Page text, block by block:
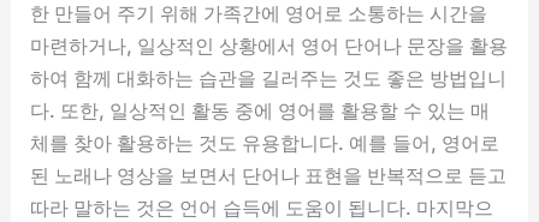
한 만들어 주기 위해 가족간에 영어로 소통하는 시간을
마련하거나, 일상적인 상황에서 영어 단어나 문장을 활용
하여 함께 대화하는 습관을 길러주는 것도 좋은 방법입니
다. 또한, 일상적인 활동 중에 영어를 활용할 수 있는 매
체를 찾아 활용하는 것도 유용합니다. 예를 들어, 영어로
된 노래나 영상을 보면서 단어나 표현을 반복적으로 듣고
따라 말하는 것은 언어 습득에 도움이 됩니다. 마지막으